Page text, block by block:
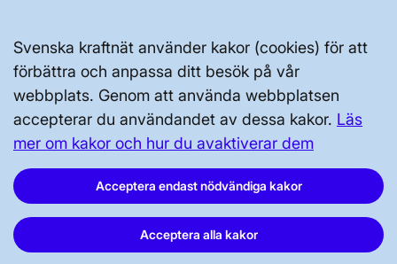
Svenska kraftnät använder kakor (cookies) för att
förbättra och anpassa ditt besök på vår
webbplats. Genom att använda webbplatsen
accepterar du användandet av dessa kakor. Läs
mer om kakor och hur du avaktiverar dem
Acceptera endast nödvändiga kakor
Acceptera alla kakor
Kontakta oss
Press och nyheter
Prenumerera
Tillgänglighetsredogörelse